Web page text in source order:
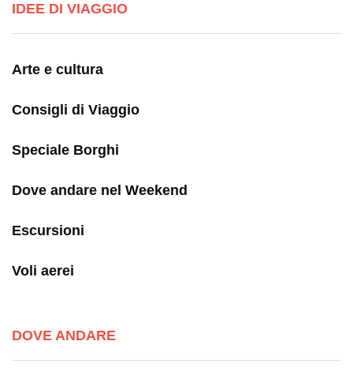
IDEE DI VIAGGIO
Arte e cultura
Consigli di Viaggio
Speciale Borghi
Dove andare nel Weekend
Escursioni
Voli aerei
DOVE ANDARE